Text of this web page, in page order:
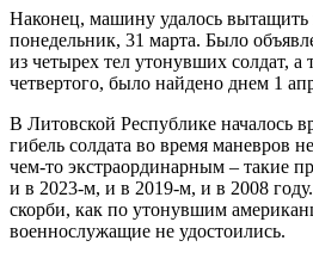
Наконец, машину удалось вытащить
понедельник, 31 марта. Было
из четырех тел утонувших солдат, а
четвертого, было найдено днем 1
В Литовской Республике началось
гибель солдата во время маневров
чем-то экстраординарным – такие
и в 2023-м, и в 2019-м, и в 2008
скорби, как по утонувшим
военнослужащие не удостоились.